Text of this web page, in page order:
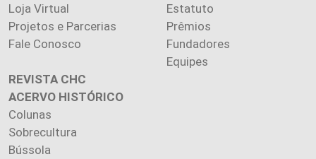
Loja Virtual
Projetos e Parcerias
Fale Conosco
Estatuto
Prêmios
Fundadores
Equipes
REVISTA CHC
ACERVO HISTÓRICO
Colunas
Sobrecultura
Bússola